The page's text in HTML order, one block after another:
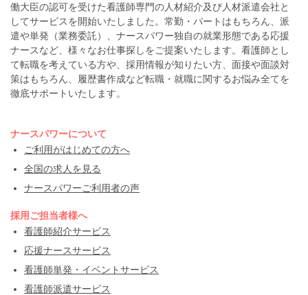
働大臣の認可を受けた看護師専門の人材紹介及び人材派遣会社と
してサービスを開始いたしました。常勤・パートはもちろん、派
遣や単発（業務委託）、ナースパワー独自の就業形態である応援
ナースなど、様々なお仕事探しをご提案いたします。看護師とし
て転職を考えている方や、採用情報が知りたい方、面接や面談対
策はもちろん、履歴書作成など転職・就職に関するお悩み全てを
徹底サポートいたします。
ナースパワーについて
ご利用がはじめての方へ
全国の求人を見る
ナースパワーご利用者の声
採用ご担当者様へ
看護師紹介サービス
応援ナースサービス
看護師単発・イベントサービス
看護師派遣サービス